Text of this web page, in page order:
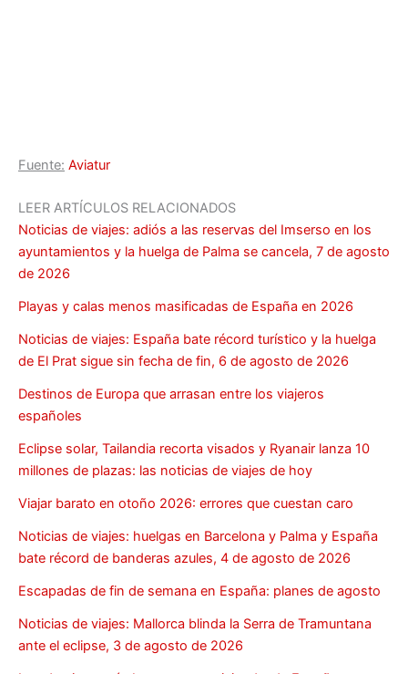
Fuente: Aviatur
LEER ARTÍCULOS RELACIONADOS
Noticias de viajes: adiós a las reservas del Imserso en los
ayuntamientos y la huelga de Palma se cancela, 7 de agosto
de 2026
Playas y calas menos masificadas de España en 2026
Noticias de viajes: España bate récord turístico y la huelga
de El Prat sigue sin fecha de fin, 6 de agosto de 2026
Destinos de Europa que arrasan entre los viajeros
españoles
Eclipse solar, Tailandia recorta visados y Ryanair lanza 10
millones de plazas: las noticias de viajes de hoy
Viajar barato en otoño 2026: errores que cuestan caro
Noticias de viajes: huelgas en Barcelona y Palma y España
bate récord de banderas azules, 4 de agosto de 2026
Escapadas de fin de semana en España: planes de agosto
Noticias de viajes: Mallorca blinda la Serra de Tramuntana
ante el eclipse, 3 de agosto de 2026